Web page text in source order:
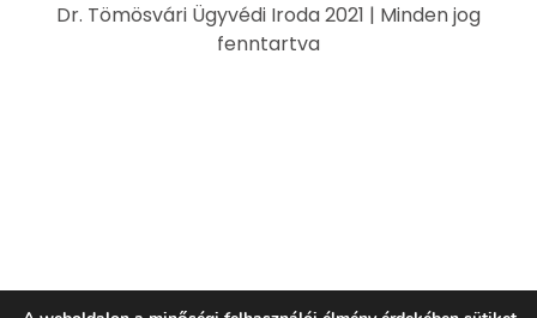
Dr. Tömösvári Ügyvédi Iroda 2021 | Minden jog
fenntartva